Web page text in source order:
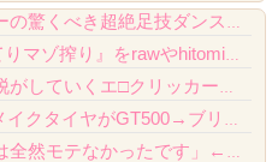
【動画】 ウクライナのダンサーの驚くべき超絶足技ダンスが凄すぎるｗ！！
エロ漫画『高身長彼女のこってりマゾ搾り』をrawやhitomiを使わずに無料で読む方...
葬送のフリーレン フェルンを脱がしていくエ□クリッカーゲーム 一級魔法使い、簡単に催...
SuperGT：2027年からのワンメイクタイヤがGT500→ブリヂストン、GT30...
【画像】 宇垣美里「学生時代は全然モテなかったです」←これほんまかぁ？w w w w...